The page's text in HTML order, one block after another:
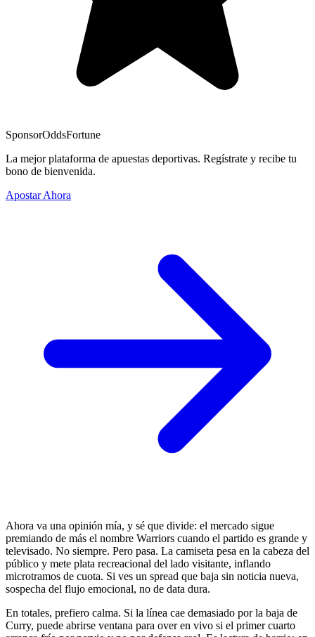
SponsorOddsFortune
La mejor plataforma de apuestas deportivas. Regístrate y recibe tu
bono de bienvenida.
Apostar Ahora
Ahora va una opinión mía, y sé que divide: el mercado sigue
premiando de más el nombre Warriors cuando el partido es grande y
televisado. No siempre. Pero pasa. La camiseta pesa en la cabeza del
público y mete plata recreacional del lado visitante, inflando
microtramos de cuota. Si ves un spread que baja sin noticia nueva,
sospecha del flujo emocional, no de data dura.
En totales, prefiero calma. Si la línea cae demasiado por la baja de
Curry, puede abrirse ventana para over en vivo si el primer cuarto